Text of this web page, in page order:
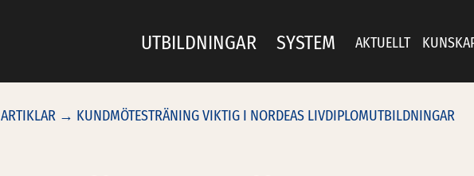
UTBILDNINGAR SYSTEM AKTUELLT
ARTIKLAR→ KUNDMÖTESTRÄNING VIKTIG I NORDEAS LIVDIPLOMUTBILDNINGAR